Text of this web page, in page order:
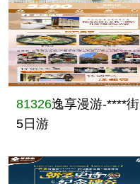
81326逸享漫游-****街
5日游